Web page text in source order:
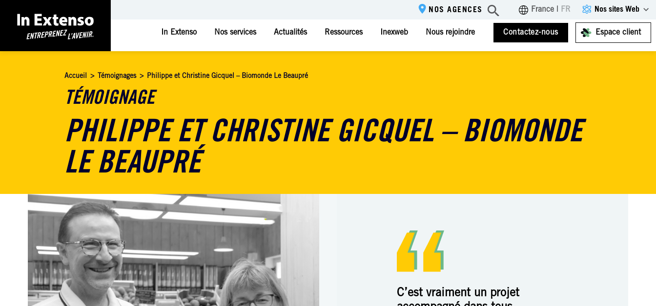
NOS AGENCES France FR Nos sites Web
In Extenso Nos services Actualités Ressources Inexweb Nous rejoindre Contactez-nous Espace client
Accueil > Témoignages > Philippe et Christine Gicquel – Biomonde Le Beaupré
TÉMOIGNAGE
PHILIPPE ET CHRISTINE GICQUEL – BIOMONDE
LE BEAUPRÉ
C’est vraiment un projet